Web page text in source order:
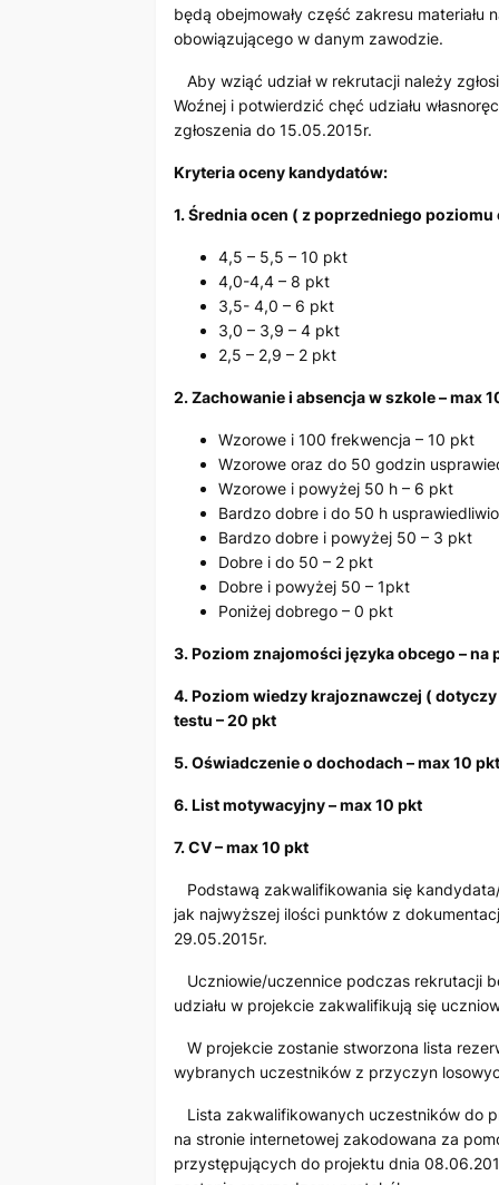
będą obejmowały część zakresu
obowiązującego w danym zawodzie.
Aby wziąć udział w rekrutacji należy
Woźnej i potwierdzić chęć udziału
zgłoszenia do 15.05.2015r.
Kryteria oceny kandydatów:
1. Średnia ocen ( z poprzedniego
4,5 – 5,5 – 10 pkt
4,0-4,4 – 8 pkt
3,5- 4,0 – 6 pkt
3,0 – 3,9 – 4 pkt
2,5 – 2,9 – 2 pkt
2. Zachowanie i absencja w szkole – max
Wzorowe i 100 frekwencja – 10 pkt
Wzorowe oraz do 50 godzin
Wzorowe i powyżej 50 h – 6 pkt
Bardzo dobre i do 50 h
Bardzo dobre i powyżej 50 – 3 pkt
Dobre i do 50 – 2 pkt
Dobre i powyżej 50 – 1pkt
Poniżej dobrego – 0 pkt
3. Poziom znajomości języka obcego –
4. Poziom wiedzy krajoznawczej (
testu – 20 pkt
5. Oświadczenie o dochodach – max 10 pkt
6. List motywacyjny – max 10 pkt
7. CV – max 10 pkt
Podstawą zakwalifikowania się
jak najwyższej ilości punktów z
29.05.2015r.
Uczniowie/uczennice podczas rekrutacji
udziału w projekcie zakwalifikują się
W projekcie zostanie stworzona lista
wybranych uczestników z przyczyn
Lista zakwalifikowanych uczestników do
na stronie internetowej zakodowana za
przystępujących do projektu dnia